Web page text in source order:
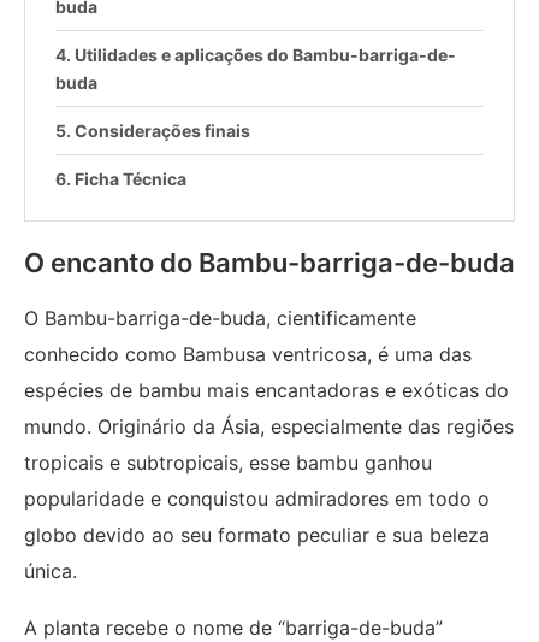
buda
Utilidades e aplicações do Bambu-barriga-de-
buda
Considerações finais
Ficha Técnica
O encanto do Bambu-barriga-de-buda
O Bambu-barriga-de-buda, cientificamente
conhecido como Bambusa ventricosa, é uma das
espécies de bambu mais encantadoras e exóticas do
mundo. Originário da Ásia, especialmente das regiões
tropicais e subtropicais, esse bambu ganhou
popularidade e conquistou admiradores em todo o
globo devido ao seu formato peculiar e sua beleza
única.
A planta recebe o nome de “barriga-de-buda”